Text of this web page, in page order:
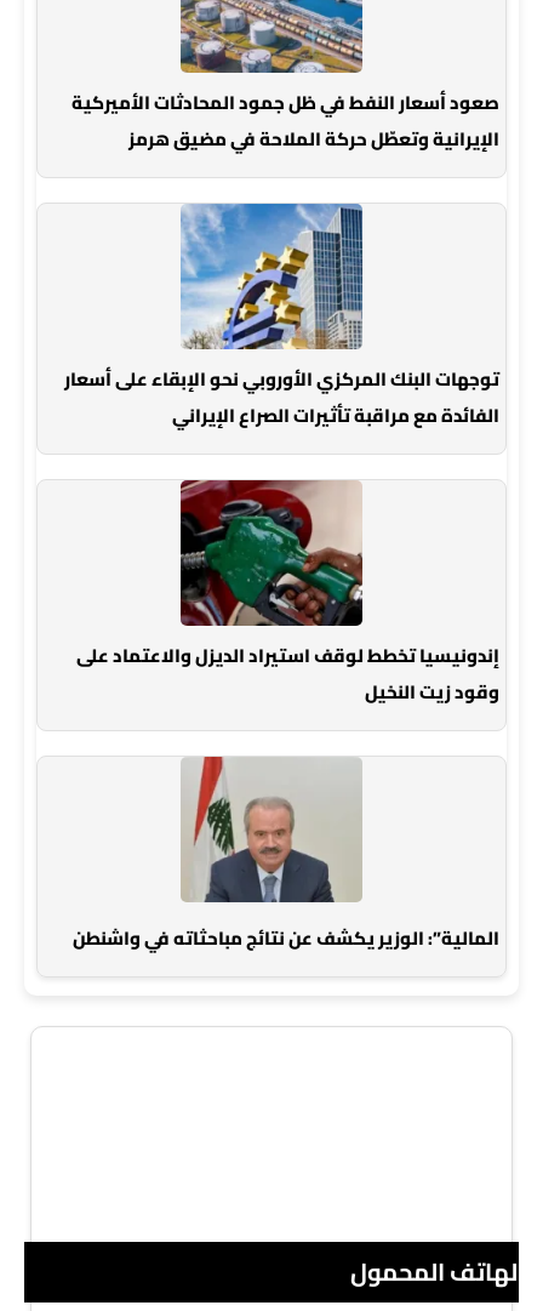
صعود أسعار النفط في ظل جمود المحادثات الأميركية
الإيرانية وتعطّل حركة الملاحة في مضيق هرمز
توجهات البنك المركزي الأوروبي نحو الإبقاء على أسعار
الفائدة مع مراقبة تأثيرات الصراع الإيراني
إندونيسيا تخطط لوقف استيراد الديزل والاعتماد على
وقود زيت النخيل
المالية”: الوزير يكشف عن نتائج مباحثاته في واشنطن
الهاتف المحمول